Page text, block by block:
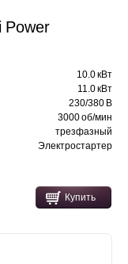
Power
10.0 кВт
11.0 кВт
230/380 В
3000 об/мин
трезфазный
Электростартер
Купить